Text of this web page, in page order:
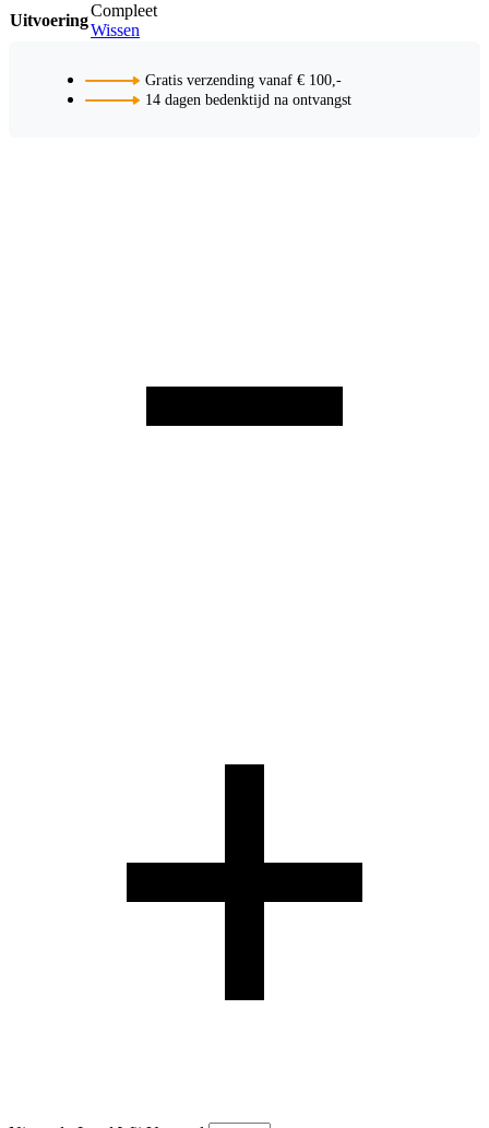
Uitvoering
Compleet
Wissen
Gratis verzending vanaf € 100,-
14 dagen bedenktijd na ontvangst